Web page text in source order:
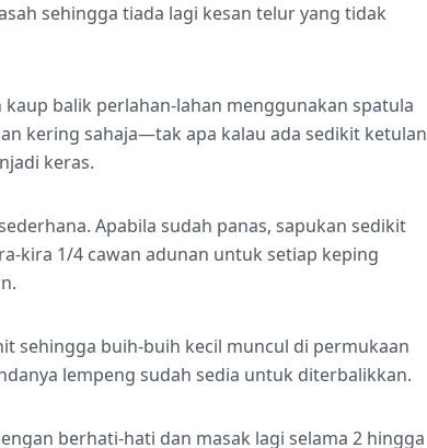
sehingga tiada lagi kesan telur yang tidak
balik perlahan-lahan menggunakan spatula
kering sahaja—tak apa kalau ada sedikit ketulan
keras.
Apabila sudah panas, sapukan sedikit
kira 1/4 cawan adunan untuk setiap keping
sehingga buih-buih kecil muncul di permukaan
lempeng sudah sedia untuk diterbalikkan.
berhati-hati dan masak lagi selama 2 hingga